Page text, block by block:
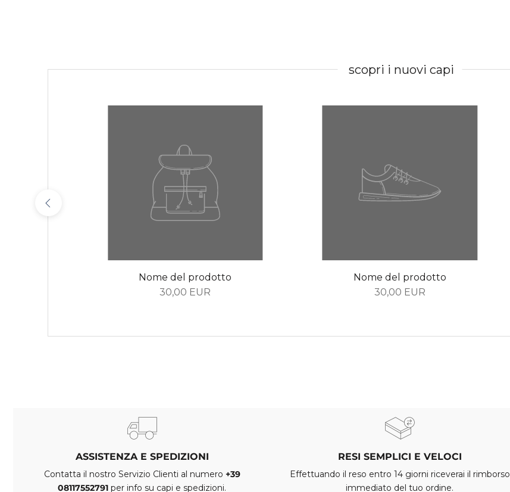
scopri i nuovi capi
Nome del prodotto
30,00 EUR
Nome del prodotto
30,00 EUR
ASSISTENZA E SPEDIZIONI
Contatta il nostro Servizio Clienti al numero +39
08117552791per info su capi e spedizioni.
RESI SEMPLICI E VELOCI
Effettuando il reso entro 14 giorni riceverai il rimborso
immediato del tuo ordine.